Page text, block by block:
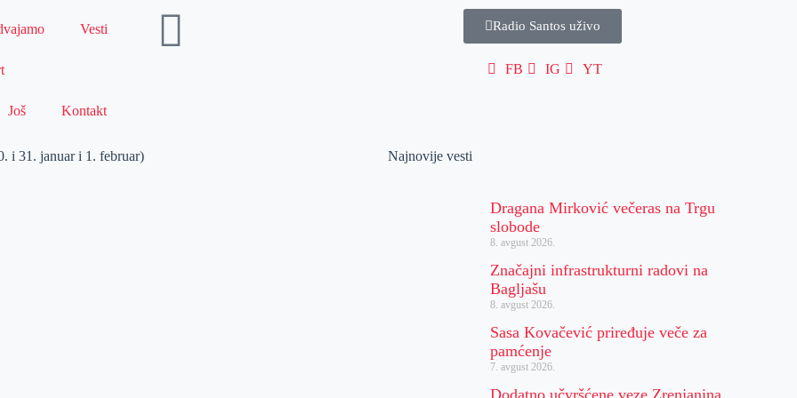
Vesti
Još Kontakt
Radio Santos uživo
FB IG YT
i 31. januar i 1. februar) Najnovije vesti
Dragana Mirković večeras na Trgu
slobode
8. avgust 2026.
Značajni infrastrukturni radovi na
Bagljašu
8. avgust 2026.
Sasa Kovačević priređuje veče za
pamćenje
7. avgust 2026.
Dodatno učvršćene veze Zrenjanina